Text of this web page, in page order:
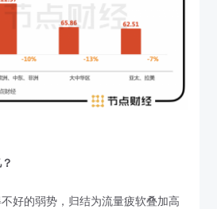
好的弱势，归结为流量疲软叠加高